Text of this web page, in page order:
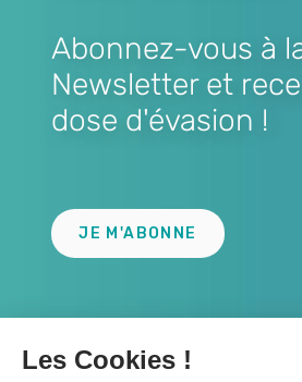
Abonnez-vous à
Newsletter et
dose d'évasion !
JE M'ABONNE